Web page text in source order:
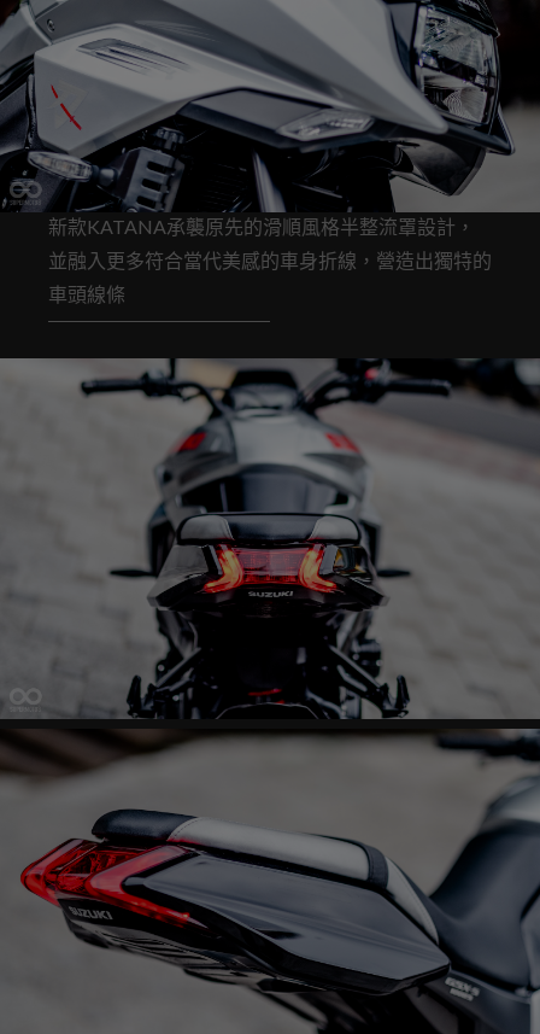
新款KATANA承襲原先的滑順風格半整流罩設計，
並融入更多符合當代美感的車身折線，營造出獨特的
車頭線條